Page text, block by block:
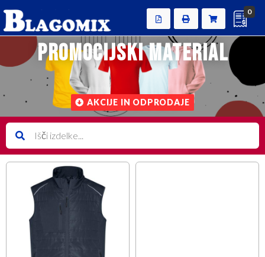
0
promocijski material
AKCIJE IN ODPRODAJE